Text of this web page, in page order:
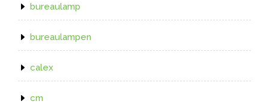
bureaulamp
bureaulampen
calex
cm